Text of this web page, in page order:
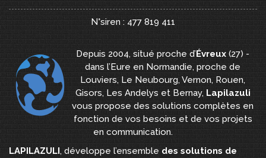
N°siren : 477 819 411
Depuis 2004, situé proche d’ Évreux (27) -
dans l’Eure en Normandie, proche de
Louviers, Le Neubourg, Vernon, Rouen,
Gisors, Les Andelys et Bernay, Lapilazuli
vous propose des solutions complètes en
fonction de vos besoins et de vos projets
en communication.
LAPILAZULI , développe l’ensemble des solutions de